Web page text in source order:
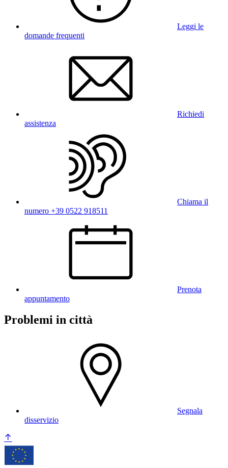
Leggi le
domande frequenti
Richiedi
assistenza
Chiama il
numero +39 0522 918511
Prenota
appuntamento
Problemi in città
Segnala
disservizio